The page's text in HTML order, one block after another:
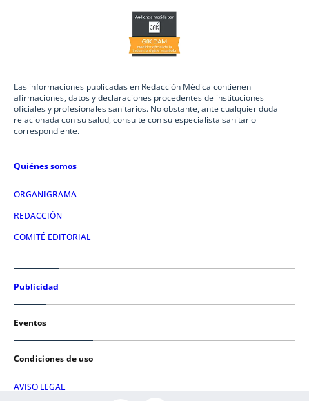
Las informaciones publicadas en Redacción Médica contienen
afirmaciones, datos y declaraciones procedentes de instituciones
oficiales y profesionales sanitarios. No obstante, ante cualquier duda
relacionada con su salud, consulte con su especialista sanitario
correspondiente.
Quiénes somos
ORGANIGRAMA
REDACCIÓN
COMITÉ EDITORIAL
Publicidad
Eventos
Condiciones de uso
AVISO LEGAL